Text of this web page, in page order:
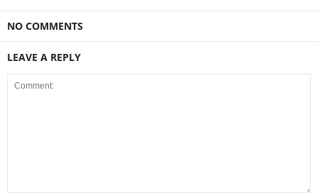
NO COMMENTS
LEAVE A REPLY